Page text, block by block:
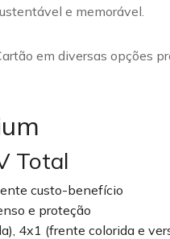
e memorável.
em diversas opções
Total
custo-benefício
e proteção
4x1 (frente colorida e